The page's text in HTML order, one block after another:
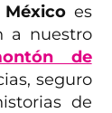
México es
a nuestro
de
seguro
de